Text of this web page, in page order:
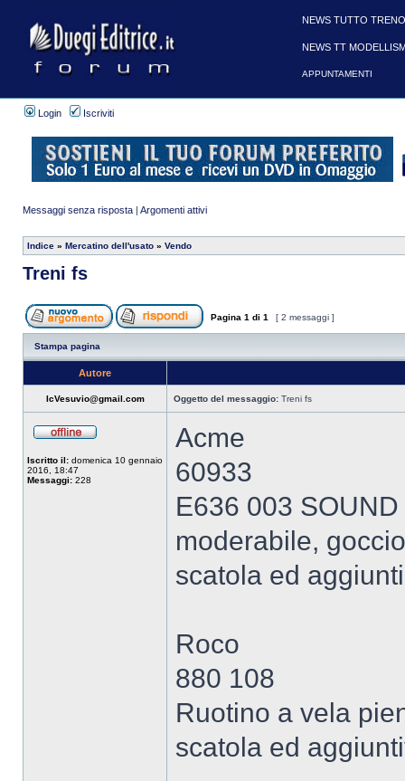
Login Iscriviti
Messaggi senza risposta | Argomenti attivi
Indice » Mercatino dell'usato » Vendo
Treni fs
Pagina 1 di 1 [ 2 messaggi ]
Stampa pagina
Autore
IcVesuvio@gmail.com Oggetto del messaggio: Treni fs
Iscritto il: domenica 10 gennaio
2016, 18:47
Messaggi: 228
Acme
60933
E636 003
moderabile,
scatola ed
Roco
880 108
Ruotino a vela
scatola ed
NEWS TUTTO
NEWS TT
APPUNTAMENTI